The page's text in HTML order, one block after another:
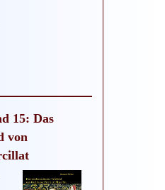
15: Das
von